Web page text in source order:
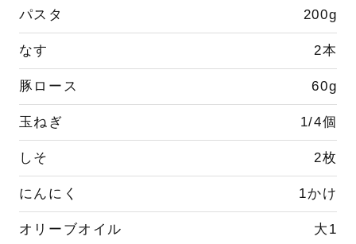
パスタ 200g
なす 2本
豚ロース 60g
玉ねぎ 1/4個
しそ 2枚
にんにく 1かけ
オリーブオイル 大1